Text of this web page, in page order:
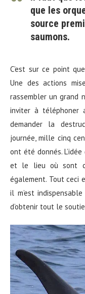
que les
source
saumons.
C’est sur ce point
Une des actions
rassembler un grand
inviter à téléphoner
demander la
journée, mille cinq
ont été donnés.
et le lieu où sont
également. Tout ceci
il m’est
d’obtenir tout le